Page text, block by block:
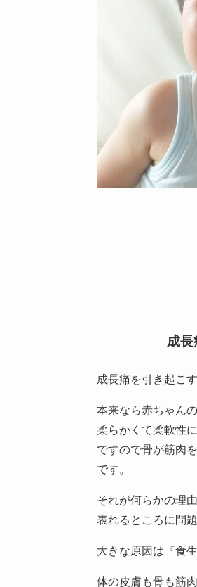
成
成長痛を引き起こ
本来なら赤ちゃん
柔らかくて柔軟性
ですので骨が筋肉
です。
それが何らかの理
表れるところに問
大きな原因は『食
体の皮膚も骨も筋